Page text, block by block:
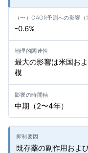
-0.6%
最大の影響は米国お
模
中期（2〜4年）
既存薬の副作用およ